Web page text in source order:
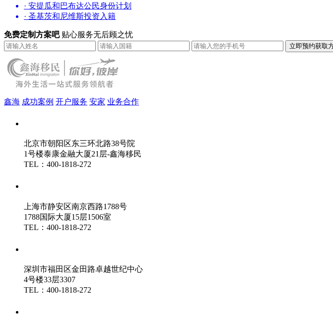
· 安提瓜和巴布达公民身份计划
· 圣基茨和尼维斯投资入籍
免费定制方案吧 贴心服务无后顾之忧
鑫海 成功案例 开户服务 安家 业务合作
北京市朝阳区东三环北路38号院
1号楼泰康金融大厦21层-鑫海移民
TEL：400-1818-272
上海市静安区南京西路1788号
1788国际大厦15层1506室
TEL：400-1818-272
深圳市福田区金田路卓越世纪中心
4号楼33层3307
TEL：400-1818-272